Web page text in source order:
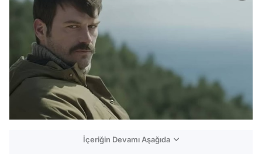
İçeriğin Devamı Aşağıda